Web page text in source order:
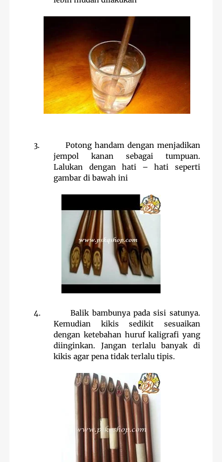
3.
Potong handam dengan menjadikan
jempol kanan sebagai tumpuan.
Lalukan dengan hati – hati seperti
gambar di bawah ini
4.
Balik bambunya pada sisi satunya.
Kemudian kikis sedikit sesuaikan
dengan ketebahan huruf kaligrafi yang
diinginkan. Jangan terlalu banyak di
kikis agar pena tidak terlalu tipis.